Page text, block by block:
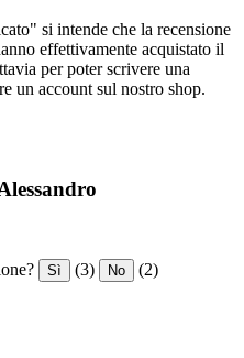
si intende che la recensione
effettivamente acquistato il
per poter scrivere una
un account sul nostro shop.
Sì (3) No (2)